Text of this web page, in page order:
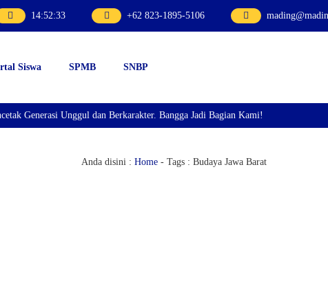
14:52:33 +62 823-1895-5106
Siswa SPMB SNBP
Generasi Unggul dan Berkarakter. Bangga Jadi Bagian Kami!
Anda disini : Home- Tags : Budaya Jawa Barat